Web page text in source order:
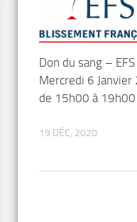
Don du sang –
Mercredi 6
de 15h00 à 19h00
19 DÉC, 2020